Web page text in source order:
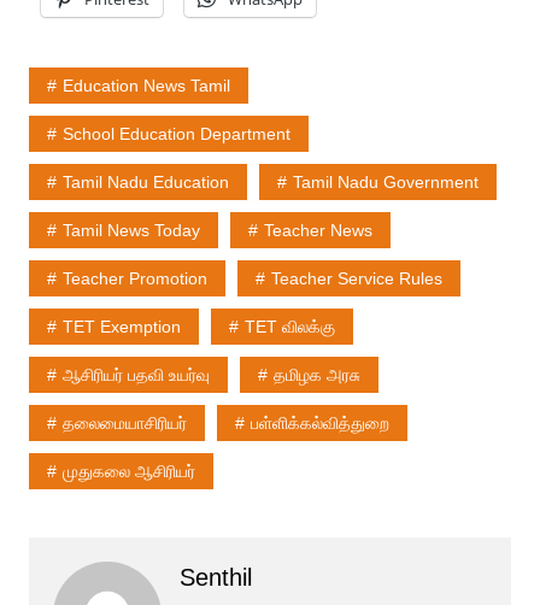
Education News Tamil
School Education Department
Tamil Nadu Education Tamil Nadu Government
Tamil News Today Teacher News
Teacher Promotion Teacher Service Rules
TET Exemption TET விலக்கு
ஆசிரியர் பதவி உயர்வு தமிழக அரசு
தலைமையாசிரியர் பள்ளிக்கல்வித்துறை
முதுகலை ஆசிரியர்
Senthil